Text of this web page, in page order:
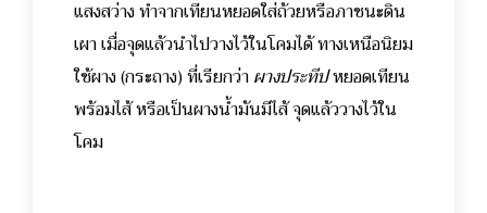
แสงสว่าง ทำจากเทียนหยอดใส่ถ้วยหรือภาชนะดิน
เผา เมื่อจุดแล้วนำไปวางไว้ในโคมได้ ทางเหนือนิยม
ใช้ผาง (กระถาง) ที่เรียกว่าผางประทีปหยอดเทียน
พร้อมไส้ หรือเป็นผางน้ำมันมีไส้ จุดแล้ววางไว้ใน
โคม